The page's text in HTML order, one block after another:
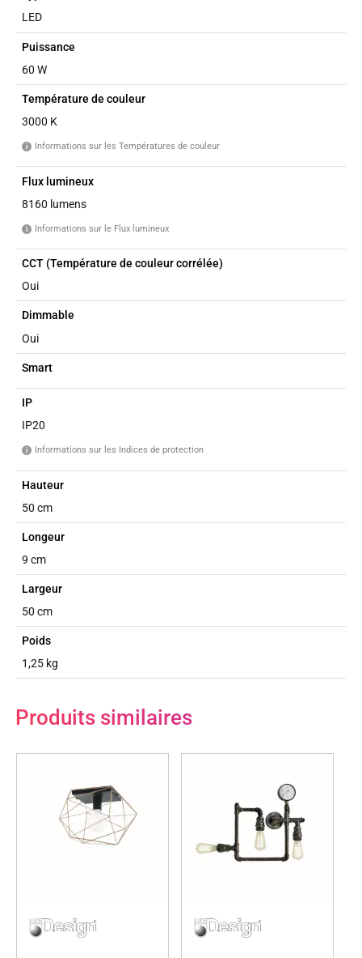
LED
Puissance
60 W
Température de couleur
3000 K
i Informations sur les Températures de couleur
Flux lumineux
8160 lumens
i Informations sur le Flux lumineux
CCT (Température de couleur corrélée)
Oui
Dimmable
Oui
Smart
IP
IP20
i Informations sur les Indices de protection
Hauteur
50 cm
Longeur
9 cm
Largeur
50 cm
Poids
1,25 kg
Produits similaires